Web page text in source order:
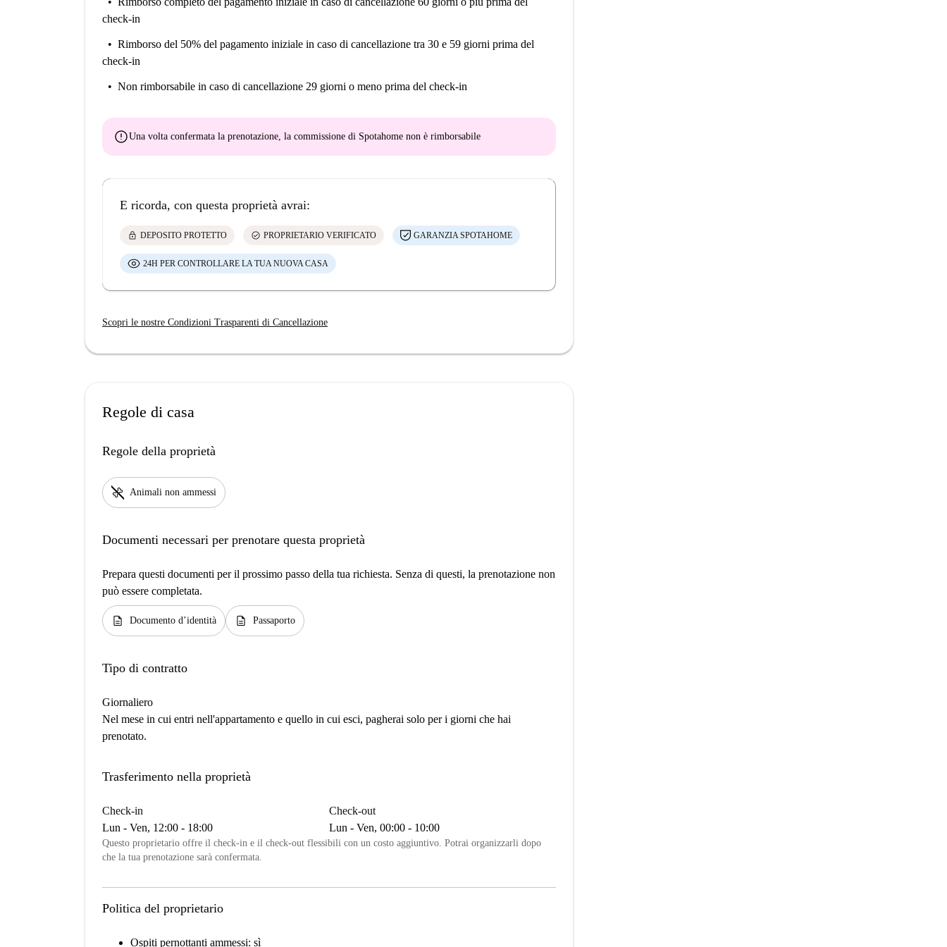
check-in
Rimborso del 50% del pagamento iniziale in caso di cancellazione tra 30 e 59 giorni prima del
check-in
Non rimborsabile in caso di cancellazione 29 giorni o meno prima del check-in
errorUna volta confermata la prenotazione, la commissione di Spotahome non è rimborsabile
E ricorda, con questa proprietà avrai:
lock DEPOSITO PROTETTO check_circle PROPRIETARIO VERIFICATO GARANZIA SPOTAHOME
24H PER CONTROLLARE LA TUA NUOVA CASA
Scopri le nostre Condizioni Trasparenti di Cancellazione
Regole di casa
Regole della proprietà
pet_supplies Animali non ammessi
Documenti necessari per prenotare questa proprietà
Prepara questi documenti per il prossimo passo della tua richiesta. Senza di questi, la prenotazione non
può essere completata.
description Documento d’identità description Passaporto
Tipo di contratto
Giornaliero
Nel mese in cui entri nell'appartamento e quello in cui esci, pagherai solo per i giorni che hai
prenotato.
Trasferimento nella proprietà
Check-in
Lun - Ven, 12:00 - 18:00
Check-out
Lun - Ven, 00:00 - 10:00
Questo proprietario offre il check-in e il check-out flessibili con un costo aggiuntivo. Potrai organizzarli dopo
che la tua prenotazione sarà confermata.
Politica del proprietario
Ospiti pernottanti ammessi: sì